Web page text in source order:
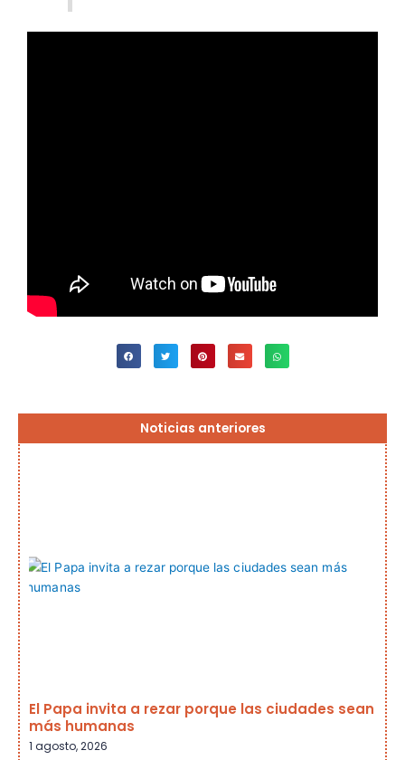
Noticias anteriores
El Papa invita a rezar porque las ciudades sean
más humanas
1 agosto, 2026
Página
PáginaPáginaPágina
Página